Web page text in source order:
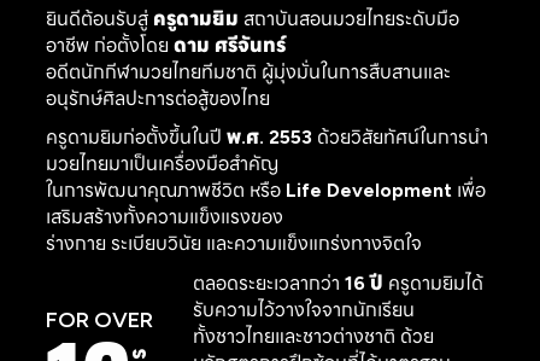
ยินดีต้อนรับสู่ ครูดามยิม สถาบันสอนมวยไทยระดับมือ
อาชีพ ก่อตั้งโดย ดาม ศรีจันทร์
อดีตนักกีฬามวยไทยทีมชาติ ผู้มุ่งมั่นในการสืบสานและ
อนุรักษ์ศิลปะการต่อสู้ของไทย
ครูดามยิมก่อตั้งขึ้นในปี พ.ศ. 2553ด้วยวิสัยทัศน์ในการนำ
มวยไทยมาเป็นเครื่องมือสำคัญ
ในการพัฒนาคุณภาพชีวิต หรือ Life Developmentเพื่อ
เสริมสร้างทั้งความแข็งแรงของ
ร่างกาย ระเบียบวินัย และความแข็งแกร่งทางจิตใจ
FOR OVER
ตลอดระยะเวลากว่า 16 ปี ครูดามยิมได้
รับความไว้วางใจจากนักเรียน
ทั้งชาวไทยและชาวต่างชาติ ด้วย